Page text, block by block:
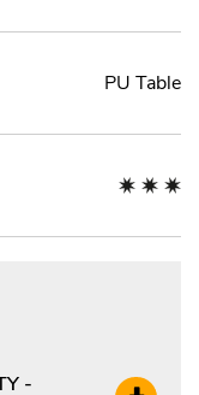
PU Table
-